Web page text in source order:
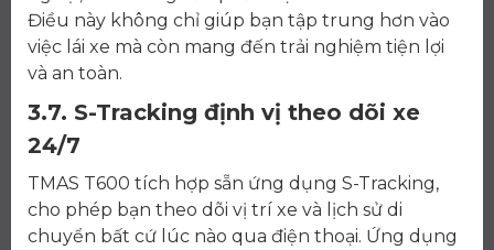
Điều này không chỉ giúp bạn tập trung hơn vào
việc lái xe mà còn mang đến trải nghiệm tiện lợi
và an toàn.
3.7. S-Tracking định vị theo dõi xe
24/7
TMAS T600 tích hợp sẵn ứng dụng S-Tracking,
cho phép bạn theo dõi vị trí xe và lịch sử di
chuyển bất cứ lúc nào qua điện thoại. Ứng dụng